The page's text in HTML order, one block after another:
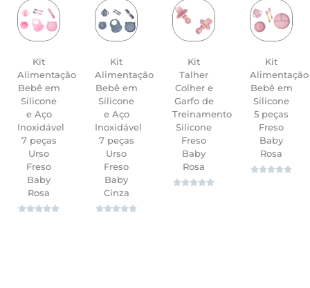
Kit
Alimentação
Bebê em
Silicone
e Aço
Inoxidável
7 peças
Urso
Freso
Baby
Rosa

Kit
Alimentação
Bebê em
Silicone
e Aço
Inoxidável
7 peças
Urso
Freso
Baby
Cinza

Kit
Talher
Colher e
Garfo de
Treinamento
Silicone
Freso
Baby
Rosa

Kit
Alimentação
Bebê em
Silicone
5 peças
Freso
Baby
Rosa
